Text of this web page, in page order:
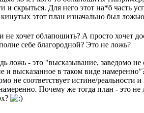
и скрыться. Для него этот на*б часть
кинутых этот план изначально был
не хочет облапошить? А просто хочет
себе благородной? Это не ложь?
ложь - это "высказывание, заведомо не
и высказанное в таком виде
не соответствует истине/реальности
Почему же тогда план - это